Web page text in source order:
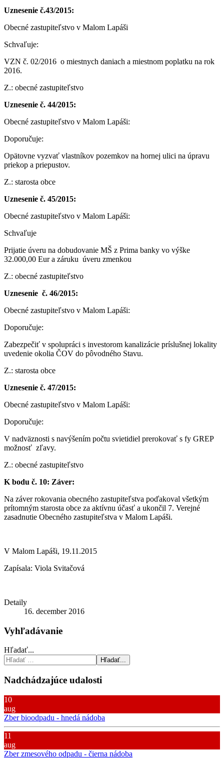
Uznesenie č.43/2015:
Obecné zastupiteľstvo v Malom Lapáši
Schvaľuje:
VZN č. 02/2016 o miestnych daniach a miestnom poplatku na rok
2016.
Z.: obecné zastupiteľstvo
Uznesenie č. 44/2015:
Obecné zastupiteľstvo v Malom Lapáši:
Doporučuje:
Opätovne vyzvať vlastníkov pozemkov na hornej ulici na úpravu
priekop a priepustov.
Z.: starosta obce
Uznesenie č. 45/2015:
Obecné zastupiteľstvo v Malom Lapáši:
Schvaľuje
Prijatie úveru na dobudovanie MŠ z Prima banky vo výške
32.000,00 Eur a záruku úveru zmenkou
Z.: obecné zastupiteľstvo
Uznesenie č. 46/2015:
Obecné zastupiteľstvo v Malom Lapáši:
Doporučuje:
Zabezpečiť v spolupráci s investorom kanalizácie príslušnej lokality
uvedenie okolia ČOV do pôvodného Stavu.
Z.: starosta obce
Uznesenie č. 47/2015:
Obecné zastupiteľstvo v Malom Lapáši:
Doporučuje:
V nadväznosti s navýšením počtu svietidiel prerokovať s fy GREP
možnosť zľavy.
Z.: obecné zastupiteľstvo
K bodu č. 10: Záver:
Na záver rokovania obecného zastupiteľstva poďakoval všetkým
prítomným starosta obce za aktívnu účasť a ukončil 7. Verejné
zasadnutie Obecného zastupiteľstva v Malom Lapáši.
V Malom Lapáši, 19.11.2015
Zapísala: Viola Svitačová
Detaily
16. december 2016
Vyhľadávanie
Hľadať...
Hľadať...
Nadchádzajúce udalosti
10
aug
Zber bioodpadu - hnedá nádoba
11
aug
Zber zmesového odpadu - čierna nádoba